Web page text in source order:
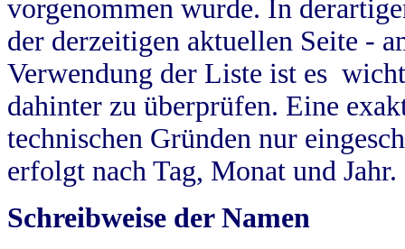
vorgenommen wurde. In
der derzeitigen aktuellen Seite -
Verwendung der Liste ist es
dahinter zu überprüfen. Eine
technischen Gründen nur
erfolgt nach Tag, Monat und Jahr.
Schreibweise der Namen